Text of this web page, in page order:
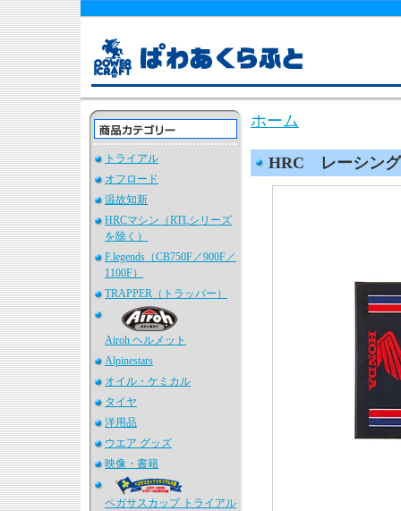
トライアル
オフロード
温故知新
HRCマシン（RTLシリーズ
を除く）
F.legends（CB750F／900F／
1100F）
TRAPPER（トラッパー）
Airoh ヘルメット
Alpinestars
オイル・ケミカル
タイヤ
洋用品
ウエア グッズ
映像・書籍
ペガサスカップ トライアル
ホーム
HRC レーシング